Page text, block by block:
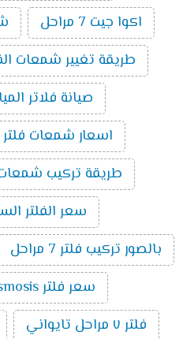
اكوا جيت 7 مراحل
طريقة تغيير شمعات الفلتر 7
صيانة فلاتر المياه 7
اسعار شمعات فلتر تانك
طريقة تركيب شمعات
سعر الفلتر
بالصور تركيب فلتر 7 مراحل
سعر فلتر reverse osmosis
فلتر ٧ مراحل تايواني